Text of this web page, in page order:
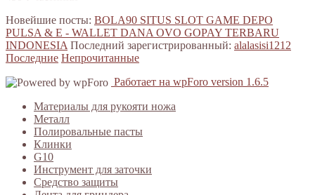
Новейшие посты: BOLA90 SITUS SLOT GAME DEPO
PULSA & E - WALLET DANA OVO GOPAY TERBARU
INDONESIA Последний зарегистрированный: alalasisi1212
Последние Непрочитанные
Работает на wpForo version 1.6.5
Материалы для рукояти ножа
Металл
Полировальные пасты
Клинки
G10
Инструмент для заточки
Средство защиты